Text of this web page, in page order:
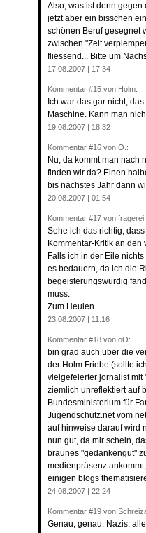
Also, was ist denn
jetzt aber ein bisschen
schönen Beruf gesegnet
zwischen "Zeit
fliessend... Bitte um
17.08.2007 | 17:34
Kommentar #15 von Holm:
Ich war das gar nicht,
Maschine. Kann man
19.08.2007 | 18:32
Kommentar #16 von O.:
Nu, da kommt man nach
finden wir da? Einen
bis nächstes Jahr dann
20.08.2007 | 01:54
Kommentar #17 von fragerei:
Sehe ich das richtig,
Kommentar-Kritik an
Falls ich in der Eile
es bedauern, da ich die
begeisterungswürdig
muss.
Zum Heulen.
23.08.2007 | 11:16
Kommentar #18 von oO:
bin grad auch über die
der Holm Friebe (sollte
vielgefeierter jornalist mit
ziemlich unreflektiert auf
Bundesministerium für
Jugendschutz.net vom
auf hinweise darauf wird
nun gut, da mir schein,
braunes "gedankengut"
medienpräsenz
einigen blogs
24.08.2007 | 22:24
Kommentar #19 von
Genau, genau. Nazis,